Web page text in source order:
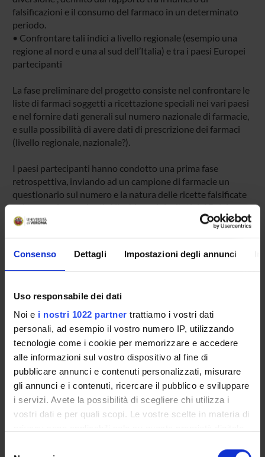
Consenso Dettagli Impostazioni degli annunci
Uso responsabile dei dati
Noi e i nostri 1022 partner trattiamo i vostri dati
personali, ad esempio il vostro numero IP, utilizzando
tecnologie come i cookie per memorizzare e accedere
alle informazioni sul vostro dispositivo al fine di
pubblicare annunci e contenuti personalizzati, misurare
gli annunci e i contenuti, ricercare il pubblico e sviluppare
i servizi. Avete la possibilità di scegliere chi utilizza i
vostri dati e per quali scopi. Le vostre scelte in materia di
falsificazioni e il consumo del farmaco in un determinato
periodo.
• Confrontare tali indici a livello regionale (esempio una
regione al nord e una al sud dell’Italia) e tra i paesi Europei
partecipanti
La fase preliminare del progetto consiste nel confrontare le
liste di farmaci soggetti a ricettazione speciali nei vari paesi
e nel fornire dati generali sul numero nazionale di farmacie,
e sulla possibilità di avere dati di prescrizione dei farmaci
(livello regionale, nazionale?).
I paesi partecipanti hanno condotto una prima fase
retrospettiva, inviando ad un campione di farmacie un
questionario sul numero e la natura delle ricette falsificate
nei tre mesi precedenti. Alleghiamo i risultati del Belgio per
esemplificare questa indagine. In questo Paese il 29.7%
delle 155 farmacie intervistate ha riportato almeno una
Commissione Europea
assegnato e gestito dal Dipartimento
PARTECIPANTI AL PROGETTO
Anita Conforti